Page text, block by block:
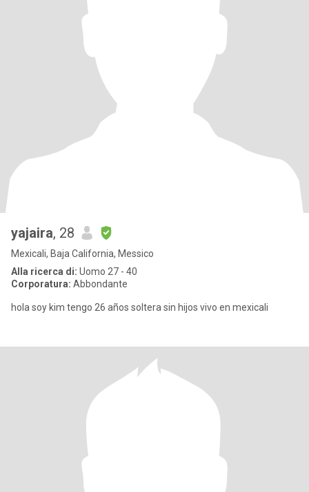
yajaira, 28
Mexicali, Baja California, Messico
Alla ricerca di: Uomo 27 - 40
Corporatura: Abbondante
hola soy kim tengo 26 años soltera sin hijos vivo en mexicali